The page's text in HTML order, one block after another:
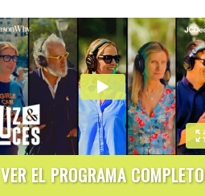
VER EL PROGRAMA COMPLETO